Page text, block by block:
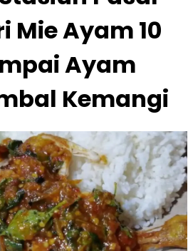
Mie Ayam 10
Ayam
Kemangi